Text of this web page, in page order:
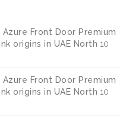
Front Door Premium
origins in UAE North 10
Front Door Premium
origins in UAE North 10